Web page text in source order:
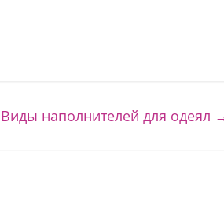
Виды наполнителей для одеял